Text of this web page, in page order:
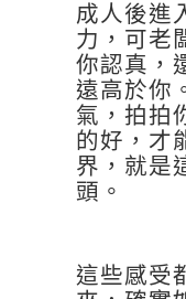
成人後進
力，可老
你認真，
遠高於你
氣，拍拍
的好，才
界，就是
頭。
這些感受